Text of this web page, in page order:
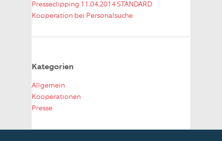
Presseclipping 11.04.2014 STANDARD
Kooperation bei Personalsuche
Kategorien
Allgemein
Kooperationen
Presse